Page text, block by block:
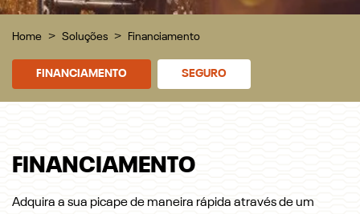
Home Soluções Financiamento
FINANCIAMENTO SEGURO
FINANCIAMENTO
Adquira a sua picape de maneira rápida através de um